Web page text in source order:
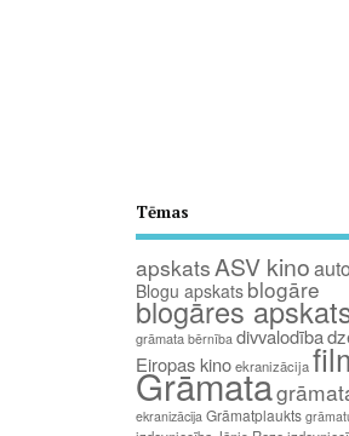
Tēmas
apskats ASV kinoauto
Blogu apskats blogāre
blogāres
grāmata bērnība divvalodība
Eiropas kinoekranizācija
Grāmata
ekranizācija Grāmatplaukts